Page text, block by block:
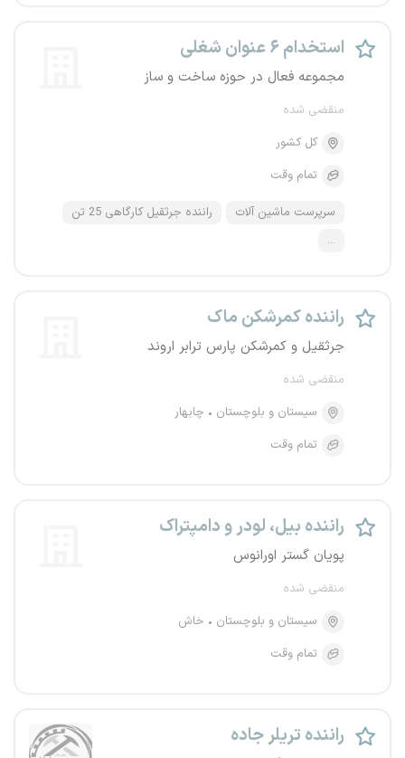
استخدام ۶ عنوان شغلی
مجموعه فعال در حوزه ساخت و ساز
منقضی شده
کل کشور
تمام وقت
سرپرست ماشین آلات
راننده جرثقیل کارگاهی 25 تن
...
راننده کمرشکن ماک
جرثقیل و کمرشکن پارس ترابر اروند
منقضی شده
سیستان و بلوچستان
چابهار
تمام وقت
راننده بیل، لودر و دامپتراک
پویان گستر اورانوس
منقضی شده
سیستان و بلوچستان
خاش
تمام وقت
راننده تریلر جاده